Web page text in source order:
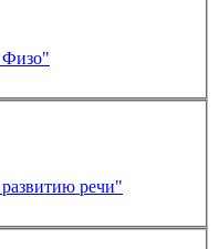
Физо"
по развитию речи"